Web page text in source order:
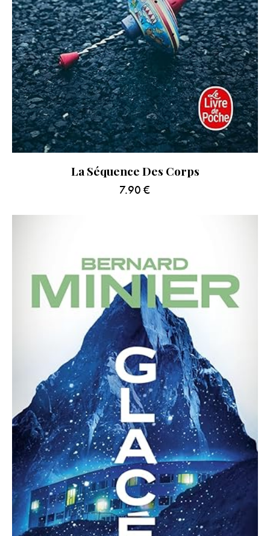
La Séquence Des Corps
7.90 €